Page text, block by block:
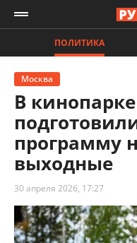
ПОЛИТИКА
Москва
В
программу
выходные
30 апреля 2026, 17:27